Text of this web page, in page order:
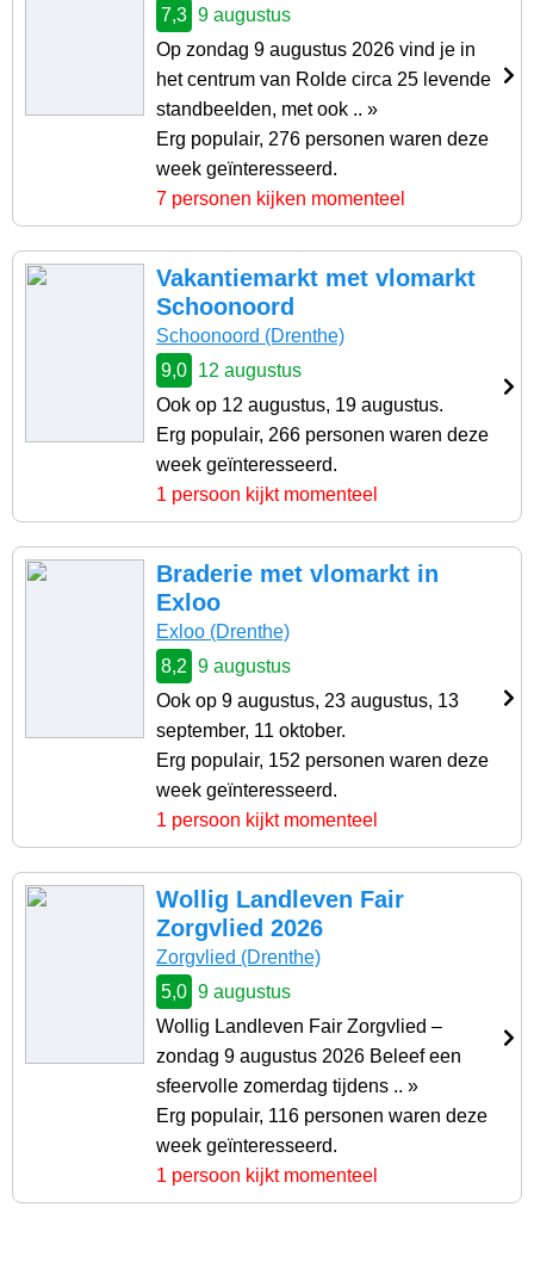
7,3 9 augustus
Op zondag 9 augustus 2026 vind je in
het centrum van Rolde circa 25 levende
standbeelden, met ook .. »
Erg populair, 276 personen waren deze
week geïnteresseerd.
7 personen kijken momenteel
Vakantiemarkt met vlomarkt
Schoonoord
Schoonoord (Drenthe)
9,0 12 augustus
Ook op 12 augustus, 19 augustus.
Erg populair, 266 personen waren deze
week geïnteresseerd.
1 persoon kijkt momenteel
Braderie met vlomarkt in
Exloo
Exloo (Drenthe)
8,2 9 augustus
Ook op 9 augustus, 23 augustus, 13
september, 11 oktober.
Erg populair, 152 personen waren deze
week geïnteresseerd.
1 persoon kijkt momenteel
Wollig Landleven Fair
Zorgvlied 2026
Zorgvlied (Drenthe)
5,0 9 augustus
Wollig Landleven Fair Zorgvlied –
zondag 9 augustus 2026 Beleef een
sfeervolle zomerdag tijdens .. »
Erg populair, 116 personen waren deze
week geïnteresseerd.
1 persoon kijkt momenteel